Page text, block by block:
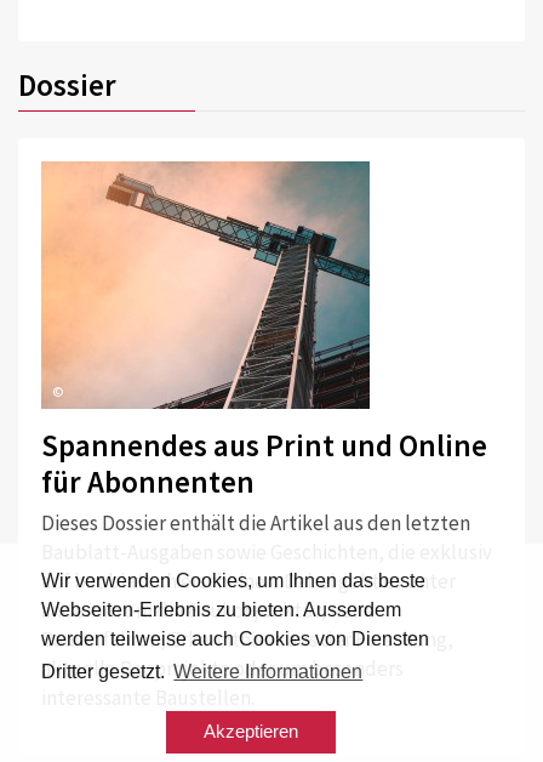
Wir verwenden Cookies, um Ihnen das beste
Webseiten-Erlebnis zu bieten. Ausserdem
werden teilweise auch Cookies von Diensten
Dritter gesetzt. Weitere Informationen
Akzeptieren
Dossier
©
Spannendes aus Print und Online
für Abonnenten
Dieses Dossier enthält die Artikel aus den letzten
auf baublatt.ch erscheinen. Dabei geht es unter
anderem um die Baukonjunktur, neue
Bauverfahren, Erkenntnisse aus der Forschung,
aktuelle Bauprojekte oder um besonders